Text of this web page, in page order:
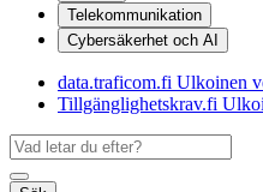
Telekommunikation
Cybersäkerhet och AI
data.traficom.fi Ulkoinen
Tillgänglighetskrav.fi